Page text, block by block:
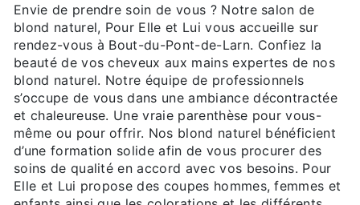
Envie de prendre soin de vous ? Notre salon de
blond naturel, Pour Elle et Lui vous accueille sur
rendez-vous à Bout-du-Pont-de-Larn. Confiez la
beauté de vos cheveux aux mains expertes de nos
blond naturel. Notre équipe de professionnels
s’occupe de vous dans une ambiance décontractée
et chaleureuse. Une vraie parenthèse pour vous-
même ou pour offrir. Nos blond naturel bénéficient
d’une formation solide afin de vous procurer des
soins de qualité en accord avec vos besoins. Pour
Elle et Lui propose des coupes hommes, femmes et